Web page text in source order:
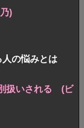
)
の悩みとは
扱いされる (ビ